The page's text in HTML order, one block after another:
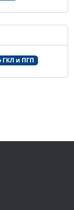
ГКЛ и ПГП